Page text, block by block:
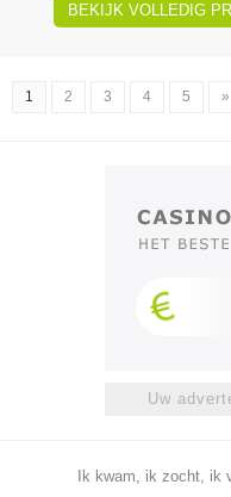
BEKIJK VOLLEDIG
1 2 3 4 5 »
Uw
Ik kwam, ik zocht, ik